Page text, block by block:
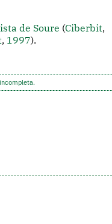
de Soure (Ciberbit,
, 1997).